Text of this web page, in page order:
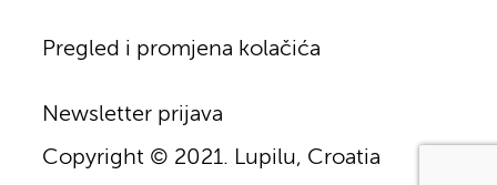
Copyright © 2021. Lupilu, Croatia
Newsletter prijava
Pregled i promjena kolačića